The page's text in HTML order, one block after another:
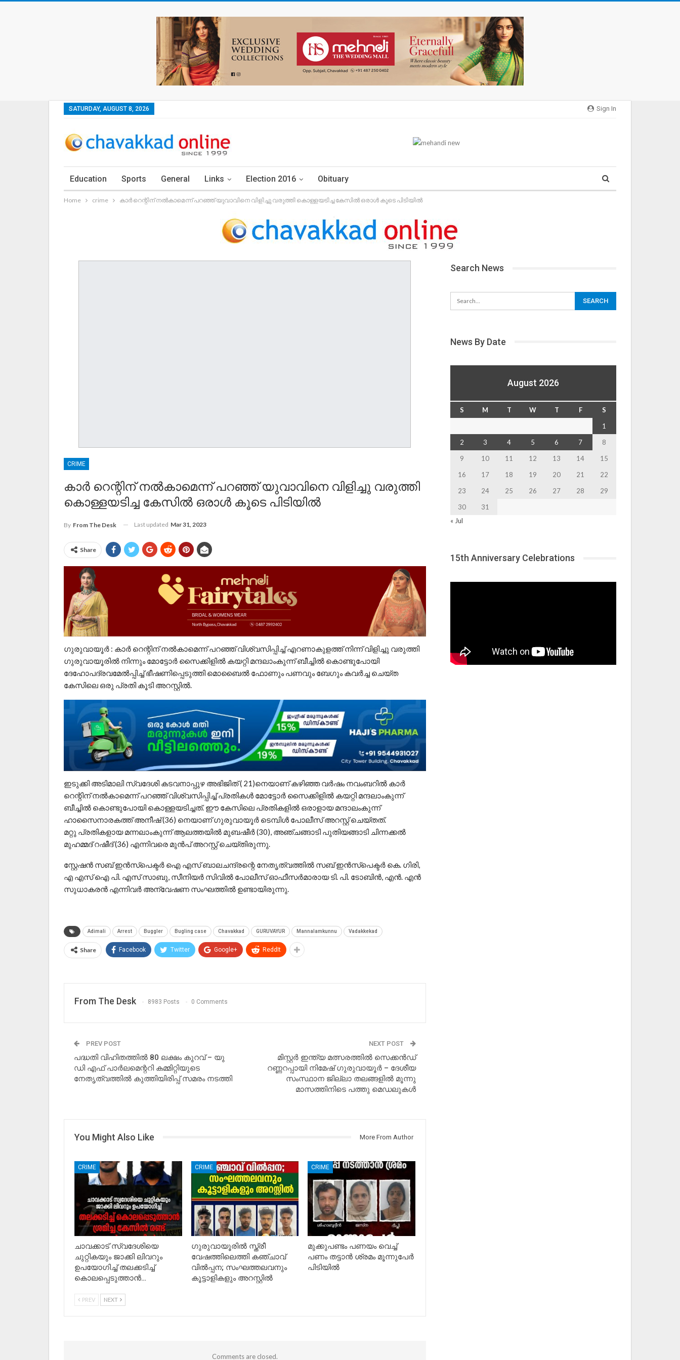
Sign In
SATURDAY, AUGUST 8, 2026
Education Sports General Links Election 2016 Obituary
Home crime കാർ റെന്റിന് നൽകാമെന്ന് പറഞ്ഞ് യുവാവിനെ വിളിച്ചു വരുത്തി കൊള്ളയടിച്ച കേസിൽ ഒരാൾ കൂടെ പിടിയിൽ
CRIME
കാർ റെന്റിന് നൽകാമെന്ന് പറഞ്ഞ് യുവാവിനെ വിളിച്ചു വരുത്തി
കൊള്ളയടിച്ച കേസിൽ ഒരാൾ കൂടെ പിടിയിൽ
By From The Desk Last updated Mar 31, 2023
Share
ഗുരുവായൂർ : കാർ റെന്റിന് നൽകാമെന്ന് പറഞ്ഞ് വിശ്വസിപ്പിച്ച് എറണാകുളത്ത് നിന്ന് വിളിച്ചു വരുത്തി
ഗുരുവായൂരിൽ നിന്നും മോട്ടോർ സൈക്കിളിൽ കയറ്റി മന്ദലാംകുന്ന് ബീച്ചിൽ കൊണ്ടുപോയി
ദേഹോപദ്രവമേൽപ്പിച്ച് ഭീഷണിപ്പെടുത്തി മൊബൈൽ ഫോണും പണവും ബേഗും കവർച്ച ചെയ്ത
കേസിലെ ഒരു പ്രതി കൂടി അറസ്റ്റിൽ.
ഇടുക്കി അടിമാലി സ്വദേശി കടവനാപ്പുഴ അഭിജിത് ( 21)നെയാണ് കഴിഞ്ഞ വർഷം നവംബറിൽ കാർ
റെന്റിന് നൽകാമെന്ന് പറഞ്ഞ് വിശ്വസിപ്പിച്ച് പ്രതികൾ മോട്ടോർ സൈക്കിളിൽ കയറ്റി മന്ദലാംകുന്ന്
ബീച്ചിൽ കൊണ്ടുപോയി കൊള്ളയടിച്ചത്. ഈ കേസിലെ പ്രതികളിൽ ഒരാളായ മന്ദാലംകുന്ന്
ഹാസൈനാരകത്ത് അനീഷ് (36) നെയാണ് ഗുരുവായൂർ ടെമ്പിൾ പോലീസ് അറസ്റ്റ് ചെയ്തത്.
മറ്റു പ്രതികളായ മന്നലാംകുന്ന് ആലത്തയിൽ മുബഷീർ (30), അഞ്ചങ്ങാടി പുതിയങ്ങാടി ചിന്നക്കൽ
മുഹമ്മദ് റഷീദ് (36) എന്നിവരെ മുൻപ് അറസ്റ്റ് ചെയ്തിരുന്നു.
സ്റ്റേഷൻ സബ് ഇൻസ്പെക്ടർ ഐ എസ് ബാലചന്ദ്രന്റെ നേതൃത്വത്തിൽ സബ് ഇൻസ്പെക്ടർ കെ. ഗിരി,
എ എസ് ഐ പി. എസ് സാബു, സീനിയർ സിവിൽ പോലീസ് ഓഫീസർമാരായ ടി. പി. ടോബിൻ, എൻ. എൻ
സുധാകരൻ എന്നിവർ അന്വേഷണ സംഘത്തിൽ ഉണ്ടായിരുന്നു.
Adimali Arrest Buggler Bugling case Chavakkad GURUVAYUR Mannalamkunnu Vadakkekad
Share Facebook Twitter Google+ ReddIt
From The Desk 8983 Posts 0 Comments
PREV POST
പദ്ധതി വിഹിതത്തിൽ 80 ലക്ഷം കുറവ് – യു
ഡി എഫ് പാർലമെന്ററി കമ്മിറ്റിയുടെ
നേതൃത്വത്തിൽ കുത്തിയിരിപ്പ് സമരം നടത്തി
NEXT POST
മിസ്റ്റർ ഇന്ത്യ മത്സരത്തിൽ സെക്കൻഡ്
റണ്ണറപ്പായി നിമേഷ് ഗുരുവായൂർ – ദേശീയ
സംസ്ഥാന ജില്ലാ തലങ്ങളിൽ മൂന്നു
മാസത്തിനിടെ പത്തു മെഡലുകൾ
You Might Also Like More From Author
CRIME
ചാവക്കാട് സ്വദേശിയെ
ചുറ്റികയും ജാക്കി ലിവറും
ഉപയോഗിച്ച് തലക്കടിച്ച്
കൊലപ്പെടുത്താൻ…
CRIME
ഗുരുവായൂരിൽ സ്ത്രീ
വേഷത്തിലെത്തി കഞ്ചാവ്
വിൽപ്പന; സംഘത്തലവനും
കൂട്ടാളികളും അറസ്റ്റിൽ
CRIME
മുക്കുപണ്ടം പണയം വെച്ച്
പണം തട്ടാൻ ശ്രമം മൂന്നുപേർ
പിടിയിൽ
PREV NEXT
Comments are closed.
Search News
News By Date
August 2026
S M T W T F
S
1
2
3 4 5 6 7
8
9
10 11 12 13 14
15
16
17 18 19 20 21
22
23
24 25 26 27 28
29
30
31
« Jul
15th Anniversary Celebrations